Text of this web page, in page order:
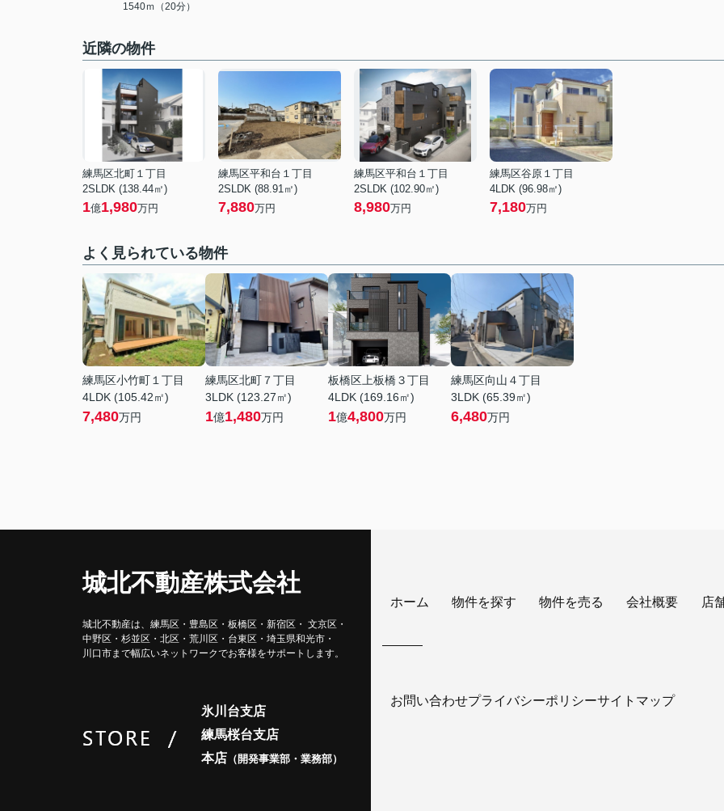
1540ｍ（20分）
近隣の物件
練馬区北町１丁目
2SLDK (138.44㎡)
1億1,980万円
練馬区平和台１丁目
2SLDK (88.91㎡)
7,880万円
練馬区平和台１丁目
2SLDK (102.90㎡)
8,980万円
練馬区谷原１丁目
4LDK (96.98㎡)
7,180万円
よく見られている物件
練馬区小竹町１丁目
4LDK (105.42㎡)
7,480万円
練馬区北町７丁目
3LDK (123.27㎡)
1億1,480万円
板橋区上板橋３丁目
4LDK (169.16㎡)
1億4,800万円
練馬区向山４丁目
3LDK (65.39㎡)
6,480万円
城北不動産株式会社
城北不動産は、練馬区・豊島区・ 板橋区・新宿区・ 文京区・
中野区・杉並区・北区・荒川区・ 台東区・埼玉県和光市・
川口市まで幅広いネットワークでお客様をサポートします。
氷川台支店
練馬桜台支店
本店 （開発事業部・業務部）
ホーム 物件を探す 物件を売る 会社概要 店
お問い合わせプライバシーポリシーサイトマップ